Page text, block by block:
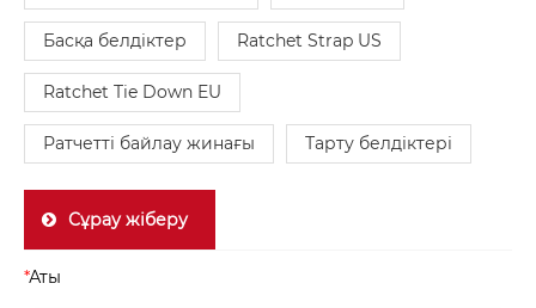
Басқа белдіктер Ratchet Strap US
Ratchet Tie Down EU
Ратчетті байлау жинағы Тарту белдіктері
Сұрау жіберу
*Аты